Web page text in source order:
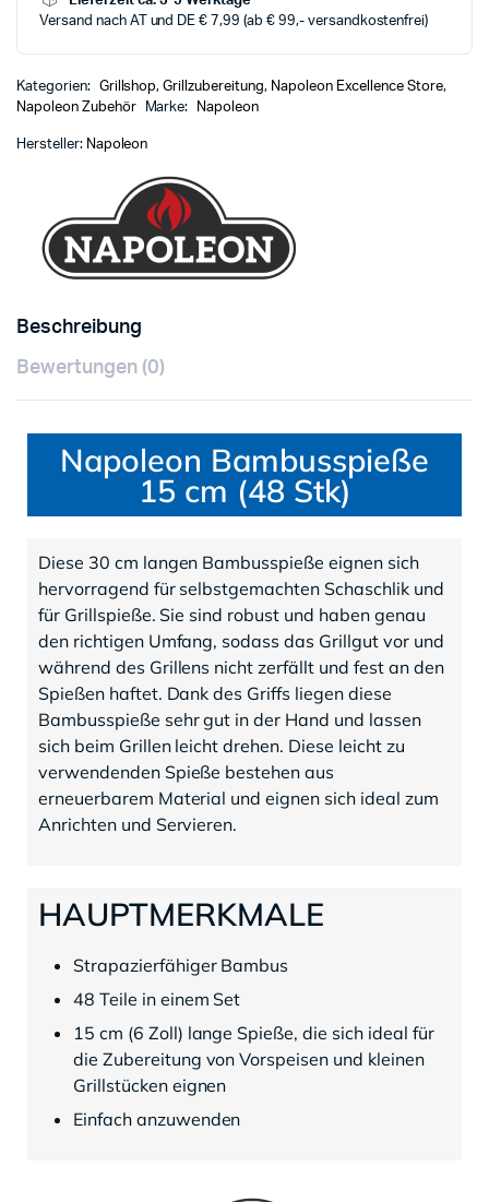
Versand nach AT und DE € 7,99 (ab € 99,- versandkostenfrei)
Kategorien: Grillshop,Grillzubereitung, Napoleon Excellence Store,
Napoleon Zubehör
Marke: Napoleon
Hersteller: Napoleon
Beschreibung
Bewertungen (0)
Napoleon Bambusspieße
15 cm (48 Stk)
Diese 30 cm langen Bambusspieße eignen sich
hervorragend für selbstgemachten Schaschlik und
für Grillspieße. Sie sind robust und haben genau
den richtigen Umfang, sodass das Grillgut vor und
während des Grillens nicht zerfällt und fest an den
Spießen haftet. Dank des Griffs liegen diese
Bambusspieße sehr gut in der Hand und lassen
sich beim Grillen leicht drehen. Diese leicht zu
verwendenden Spieße bestehen aus
erneuerbarem Material und eignen sich ideal zum
Anrichten und Servieren.
HAUPTMERKMALE
Strapazierfähiger Bambus
48 Teile in einem Set
15 cm (6 Zoll) lange Spieße, die sich ideal für
die Zubereitung von Vorspeisen und kleinen
Grillstücken eignen
Einfach anzuwenden